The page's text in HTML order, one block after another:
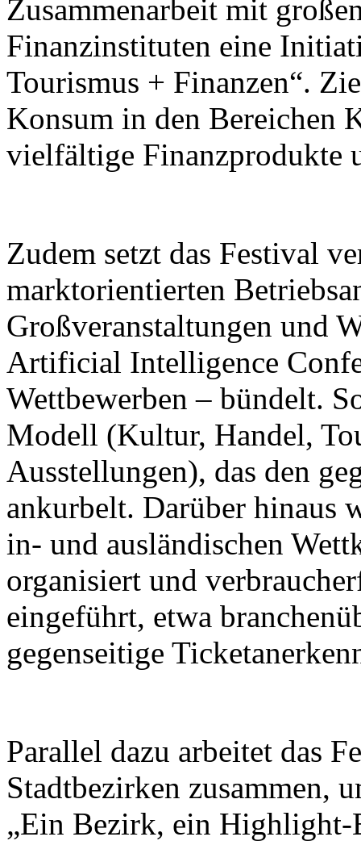
Zusammenarbeit mit
Finanzinstituten eine
Tourismus + Finanzen“.
Konsum in den Bereichen
vielfältige Finanzprodukte
Zudem setzt das Festival
marktorientierten
Großveranstaltungen und
Artificial Intelligence
Wettbewerben – bündelt.
Modell (Kultur, Handel,
Ausstellungen), das den
ankurbelt. Darüber hinaus
in- und ausländischen
organisiert und
eingeführt, etwa
gegenseitige
Parallel dazu arbeitet das
Stadtbezirken zusammen,
„Ein Bezirk, ein Highlight-